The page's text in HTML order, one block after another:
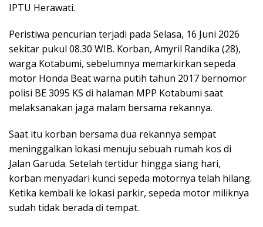
IPTU Herawati.
Peristiwa pencurian terjadi pada Selasa, 16 Juni 2026
sekitar pukul 08.30 WIB. Korban, Amyril Randika (28),
warga Kotabumi, sebelumnya memarkirkan sepeda
motor Honda Beat warna putih tahun 2017 bernomor
polisi BE 3095 KS di halaman MPP Kotabumi saat
melaksanakan jaga malam bersama rekannya.
Saat itu korban bersama dua rekannya sempat
meninggalkan lokasi menuju sebuah rumah kos di
Jalan Garuda. Setelah tertidur hingga siang hari,
korban menyadari kunci sepeda motornya telah hilang.
Ketika kembali ke lokasi parkir, sepeda motor miliknya
sudah tidak berada di tempat.